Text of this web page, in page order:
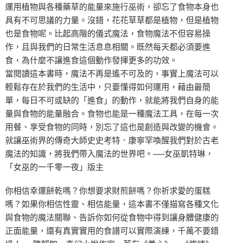
運用植物與各種藥草的能量來施行巫術，卻忘了食物本身也
具有不可思議的力量。沒錯，花花草草都是植物，但是植物
也是食物呢。比起高階的儀式魔法，食物魔法不但容易操
作，且與我們的日常生活息息相關。既然每天都必須要進
食，為什麼不讓進食這個動作發揮更多的功效。
當閱讀這本書時，魔法不再是遙不可及的，事實上魔法可以
輕鬆存在於我們的生活中，只要懂得如何運用，藉由最簡
單，每日不可或缺的「進食」的動作，就能將我們自身的能
量與食物的能量融合。食物也能是一種魔法工具，在每一次
用餐、享受食物的同時，別忘了這也是創造與改變的機會。
就讓巫術界的傳奇大師史史考特．康寧罕喚醒我們對於古老
魔法的知識，將我們帶入魔法的世界吧。──女巫凱特琳，
「女巫的一千零一夜」版主
你相信幸運餅乾嗎？你想要求財煎餅嗎？你祈求愛的蛋糕
嗎？如果你相信性靈、相信能量，這本書不僅描寫各種文化
與食物的魔法關聯、告訴你如何從食物中得到讓身體健康的
正面能量，還有真實實用的食譜可以實際演練，千萬不要錯